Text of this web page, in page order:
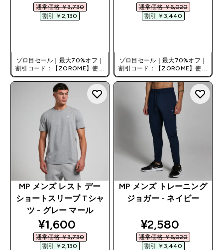
通常価格 ￥3,730‎
割引 ￥2,130‎
ゾロ目セール｜最大70%オフ｜
割引コード：【ZOROME】使用
で追加10%オフ！
通常価格 ￥6,020‎
割引 ￥3,440‎
ゾロ目セール｜最大70%オフ｜
割引コード：【ZOROME】使用
で追加10%オフ！
MP メンズ レスト デー
ショートスリーブ Tシャ
ツ - グレー マール
discounted price
¥1,600‎
通常価格 ￥3,730‎
割引 ￥2,130‎
MP メンズ トレーニング
ジョガー - ネイビー
discounted
¥2,580‎
通常価格 ￥6,020‎
割引 ￥3,440‎